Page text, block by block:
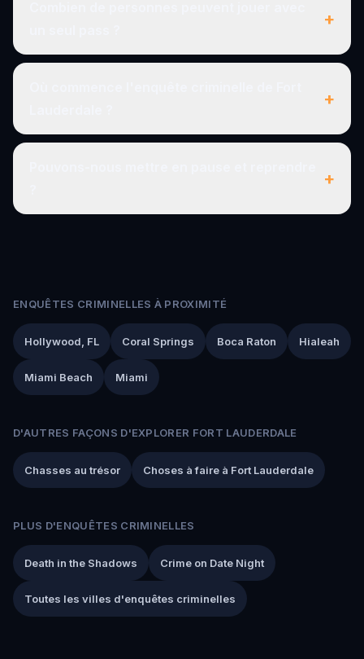
+
+
+
ENQUÊTES CRIMINELLES À PROXIMITÉ
Hollywood, FL Coral Springs Boca Raton Hialeah
Miami Beach Miami
D'AUTRES FAÇONS D'EXPLORER FORT LAUDERDALE
Chasses au trésor Choses à faire à Fort Lauderdale
PLUS D'ENQUÊTES CRIMINELLES
Death in the Shadows Crime on Date Night
Toutes les villes d'enquêtes criminelles